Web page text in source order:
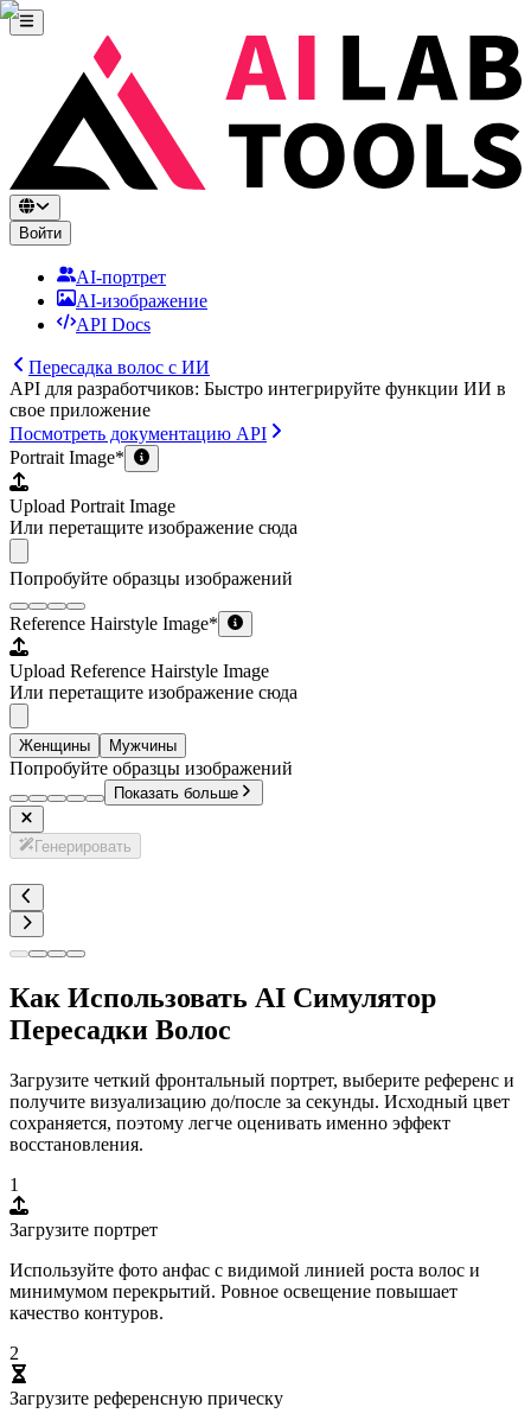
Войти
AI-портрет
AI-изображение
API Docs
Пересадка волос с ИИ
API для разработчиков: Быстро интегрируйте функции ИИ в
свое приложение
Посмотреть документацию API
Portrait Image*
Upload Portrait Image
Или перетащите изображение сюда
Попробуйте образцы изображений
Reference Hairstyle Image*
Upload Reference Hairstyle Image
Или перетащите изображение сюда
Женщины Мужчины
Попробуйте образцы изображений
Показать больше
Генерировать
Как Использовать AI Симулятор
Пересадки Волос
Загрузите четкий фронтальный портрет, выберите референс и
получите визуализацию до/после за секунды. Исходный цвет
сохраняется, поэтому легче оценивать именно эффект
восстановления.
1
Загрузите портрет
Используйте фото анфас с видимой линией роста волос и
минимумом перекрытий. Ровное освещение повышает
качество контуров.
2
Загрузите референсную прическу